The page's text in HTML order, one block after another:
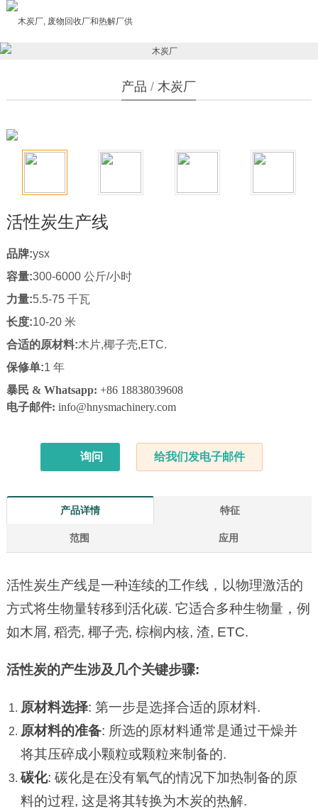
产品 / 木炭厂
活性炭生产线
品牌:ysx
容量:300-6000 公斤/小时
力量:5.5-75 千瓦
长度:10-20 米
合适的原材料:木片,椰子壳,ETC.
保修单:1 年
暴民 & Whatsapp: +86 18838039608
电子邮件: info@hnysmachinery.com
询问 给我们发电子邮件
产品详情 特征
范围 应用
活性炭生产线是一种连续的工作线，以物理激活的
方式将生物量转移到活化碳. 它适合多种生物量，例
如木屑, 稻壳, 椰子壳, 棕榈内核, 渣, ETC.
活性炭的产生涉及几个关键步骤:
原材料选择: 第一步是选择合适的原材料.
原材料的准备: 所选的原材料通常是通过干燥并
将其压碎成小颗粒或颗粒来制备的.
碳化: 碳化是在没有氧气的情况下加热制备的原
料的过程, 这是将其转换为木炭的热解.